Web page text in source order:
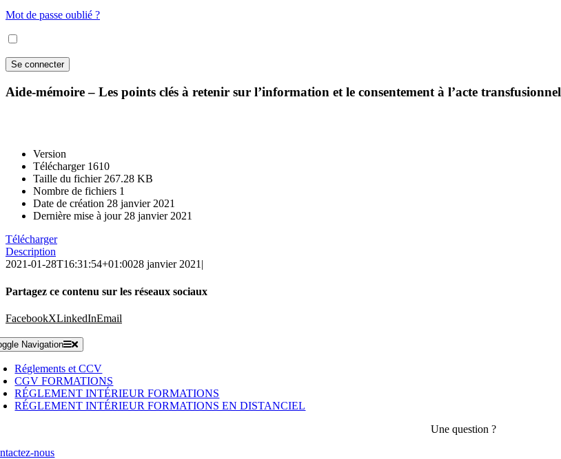
Mot de passe oublié ?
Aide-mémoire – Les points clés à retenir sur l’information et le consentement à l’acte transfusionnel
Version
Télécharger 1610
Taille du fichier267.28 KB
Nombre de fichiers 1
Date de création 28 janvier 2021
Dernière mise à jour28 janvier 2021
Télécharger
Description
2021-01-28T16:31:54+01:0028 janvier 2021|
Partagez ce contenu sur les réseaux sociaux
FacebookXLinkedInEmail
Navigation
Réglements et CCV
CGV FORMATIONS
RÉGLEMENT INTÉRIEUR FORMATIONS
RÉGLEMENT INTÉRIEUR FORMATIONS EN DISTANCIEL
Une question ?
nous